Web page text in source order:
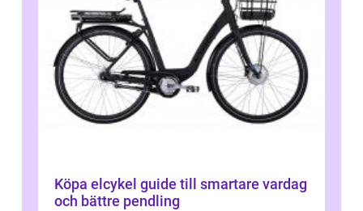
Köpa elcykel guide till smartare vardag
och bättre pendling